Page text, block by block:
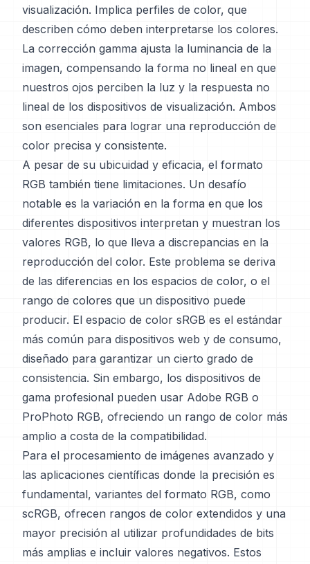
visualización. Implica perfiles de color, que
describen cómo deben interpretarse los colores.
La corrección gamma ajusta la luminancia de la
imagen, compensando la forma no lineal en que
nuestros ojos perciben la luz y la respuesta no
lineal de los dispositivos de visualización. Ambos
son esenciales para lograr una reproducción de
color precisa y consistente.
A pesar de su ubicuidad y eficacia, el formato
RGB también tiene limitaciones. Un desafío
notable es la variación en la forma en que los
diferentes dispositivos interpretan y muestran los
valores RGB, lo que lleva a discrepancias en la
reproducción del color. Este problema se deriva
de las diferencias en los espacios de color, o el
rango de colores que un dispositivo puede
producir. El espacio de color sRGB es el estándar
más común para dispositivos web y de consumo,
diseñado para garantizar un cierto grado de
consistencia. Sin embargo, los dispositivos de
gama profesional pueden usar Adobe RGB o
ProPhoto RGB, ofreciendo un rango de color más
amplio a costa de la compatibilidad.
Para el procesamiento de imágenes avanzado y
las aplicaciones científicas donde la precisión es
fundamental, variantes del formato RGB, como
scRGB, ofrecen rangos de color extendidos y una
mayor precisión al utilizar profundidades de bits
más amplias e incluir valores negativos. Estos